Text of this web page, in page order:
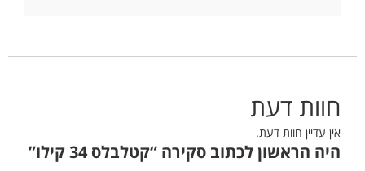
חוות דעת
אין עדיין חוות דעת.
היה הראשון לכתוב סקירה “קטלבלס 34 קילו”